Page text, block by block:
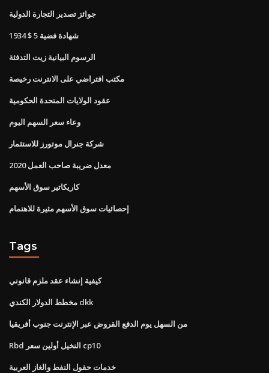
جوائز تصدير التجارة الدولية
1934 $ 5 شهادة فضية
الرسوم البيانية زيت التدفئة
مكتب افتراضي على الانترنت رخيصة
عقود الولايات المتحدة الحكومية
وعاء سعر السهم اليوم
شركة جنرال موتورز للاستثمار
معدل ضريبة صاحب العمل 2020
كاريكاتير سوق الأسهم
إحصائيات سوق الأسهم مثيرة للاهتمام
Tags
كيفية إنشاء عقد ملزم قانوني
مخطط الدولار الكندي dkk
من السهل يوم الدفع القروض عبر الإنترنت جنوب أفريقيا
Rbd النخيل أولين سعر cp10
خدمات حقول النفط والغاز العربية